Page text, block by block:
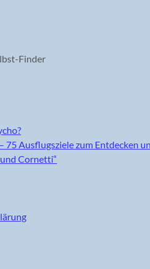
Finder
75 Ausflugsziele zum Entdecken
Cornetti“